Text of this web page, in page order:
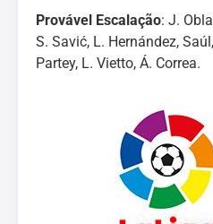
Provável Escalação: J.
S. Savić, L. Hernández,
Partey, L. Vietto, Á. Correa.